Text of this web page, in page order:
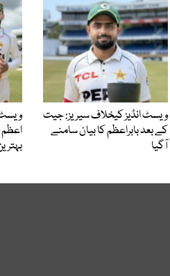
ویسٹ انڈیز کیخلاف سیریز: جیت
کے بعد بابراعظم کا بیان سامنے
آگیا
ویسٹ
اعظم